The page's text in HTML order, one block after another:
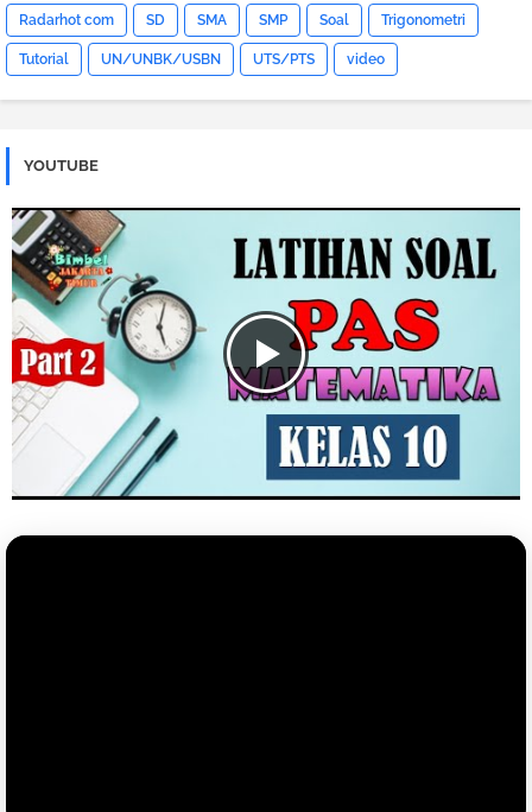
Radarhot com SD SMA SMP Soal Trigonometri
Tutorial UN/UNBK/USBN UTS/PTS video
YOUTUBE